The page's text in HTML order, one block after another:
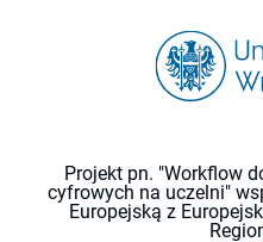
Projekt pn. "Workflow
cyfrowych na uczelni"
Europejską z